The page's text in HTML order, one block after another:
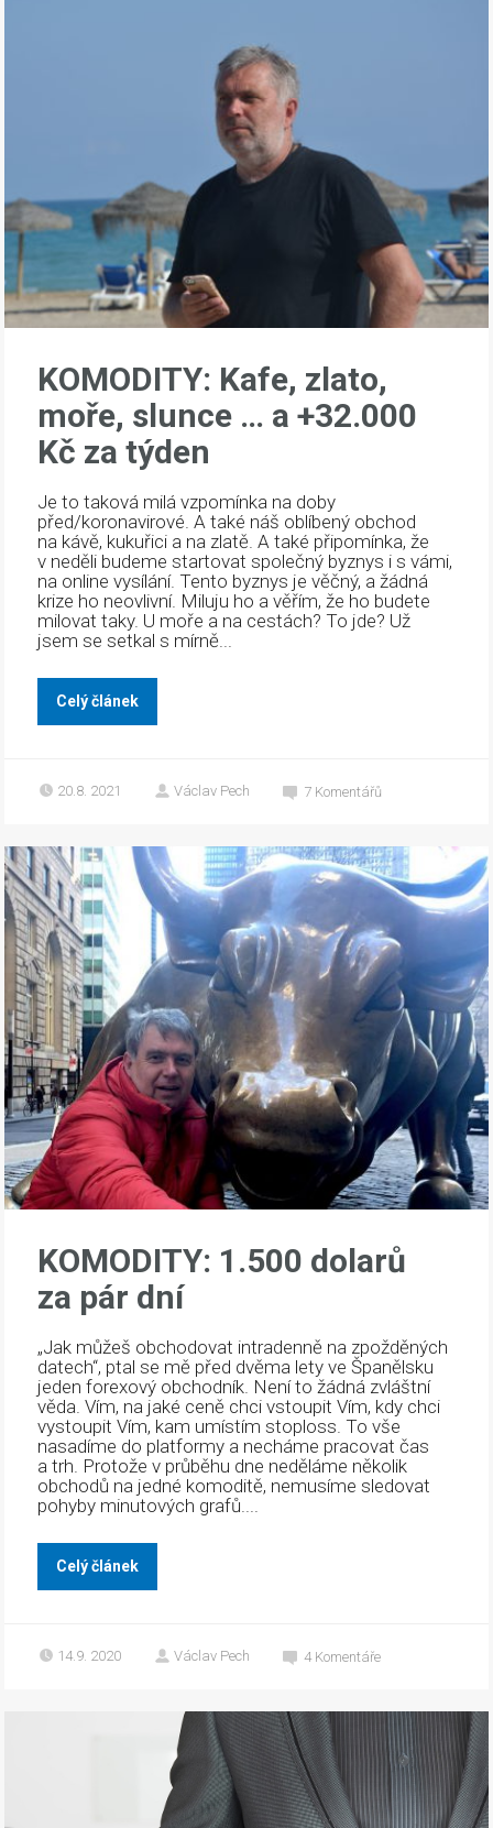
KOMODITY: Kafe, zlato,
moře, slunce … a +32.000
Kč za týden
Je to taková milá vzpomínka na doby
před/koronavirové. A také náš oblíbený obchod
na kávě, kukuřici a na zlatě. A také připomínka, že
v neděli budeme startovat společný byznys i s vámi,
na online vysílání. Tento byznys je věčný, a žádná
krize ho neovlivní. Miluju ho a věřím, že ho budete
milovat taky. U moře a na cestách? To jde? Už
jsem se setkal s mírně...
Celý článek
20.8. 2021 Václav Pech 7 Komentářů
KOMODITY: 1.500 dolarů
za pár dní
„Jak můžeš obchodovat intradenně na zpožděných
datech“, ptal se mě před dvěma lety ve Španělsku
jeden forexový obchodník. Není to žádná zvláštní
věda. Vím, na jaké ceně chci vstoupit Vím, kdy chci
vystoupit Vím, kam umístím stoploss. To vše
nasadíme do platformy a necháme pracovat čas
a trh. Protože v průběhu dne neděláme několik
obchodů na jedné komoditě, nemusíme sledovat
pohyby minutových grafů....
Celý článek
14.9. 2020 Václav Pech 4 Komentáře